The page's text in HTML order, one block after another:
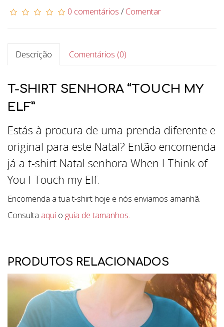
0 comentários /Comentar
Descrição Comentários (0)
T-SHIRT SENHORA “TOUCH MY
ELF”
Estás à procura de uma prenda diferente e
original para este Natal? Então encomenda
já a t-shirt Natal senhora When I Think of
You I Touch my Elf.
Encomenda a tua t-shirt hoje e nós enviamos amanhã.
Consulta aqui o guia de tamanhos.
PRODUTOS RELACIONADOS